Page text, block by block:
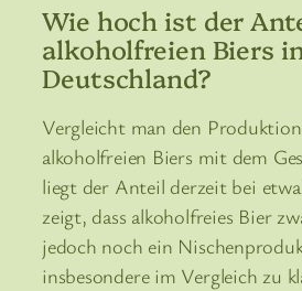
Wie hoch ist der
alkoholfreien Biers
Deutschland?
Vergleicht man den
alkoholfreien Biers mit dem
liegt der Anteil derzeit bei
zeigt, dass alkoholfreies Bier
jedoch noch ein
insbesondere im Vergleich zu